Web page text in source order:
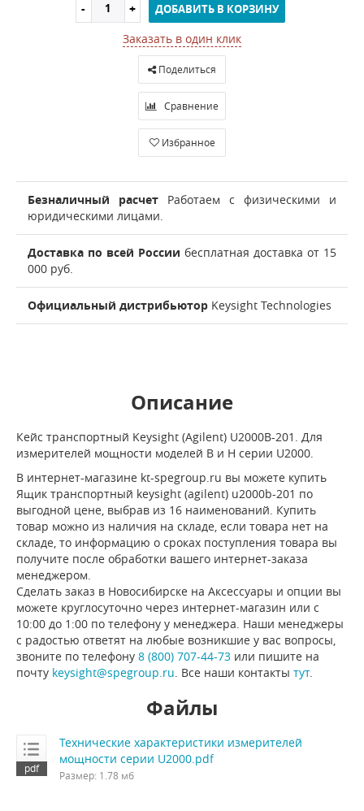
ДОБАВИТЬ В КОРЗИНУ
Заказать в один клик
Поделиться
Сравнение
Избранное
Безналичный расчет Работаем с физическими и
юридическими лицами.
Доставка по всей России бесплатная доставка от 15
000 руб.
Официальный дистрибьютор Keysight Technologies
Описание
Кейс транспортный Keysight (Agilent) U2000B-201. Для
измерителей мощности моделей B и H серии U2000.
В интернет-магазине kt-spegroup.ru вы можете купить
Ящик транспортный keysight (agilent) u2000b-201 по
выгодной цене, выбрав из 16 наименований. Купить
товар можно из наличия на складе, если товара нет на
складе, то информацию о сроках поступления товара вы
получите после обработки вашего интернет-заказа
менеджером.
Сделать заказ в Новосибирске на Аксессуары и опции вы
можете круглосуточно через интернет-магазин или с
10:00 до 1:00 по телефону у менеджера. Наши менеджеры
с радостью ответят на любые возникшие у вас вопросы,
звоните по телефону 8 (800) 707-44-73 или пишите на
почту keysight@spegroup.ru . Все наши контакты тут.
Файлы
Технические характеристики измерителей
мощности серии U2000.pdf
Размер: 1.78 мб